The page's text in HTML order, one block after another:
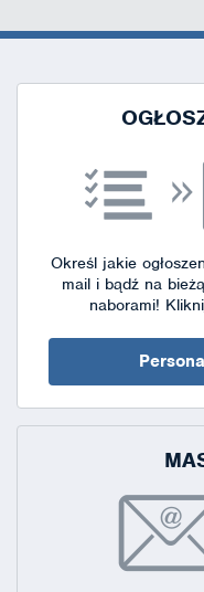
Określ jakie
mail i bądź na
naborami!